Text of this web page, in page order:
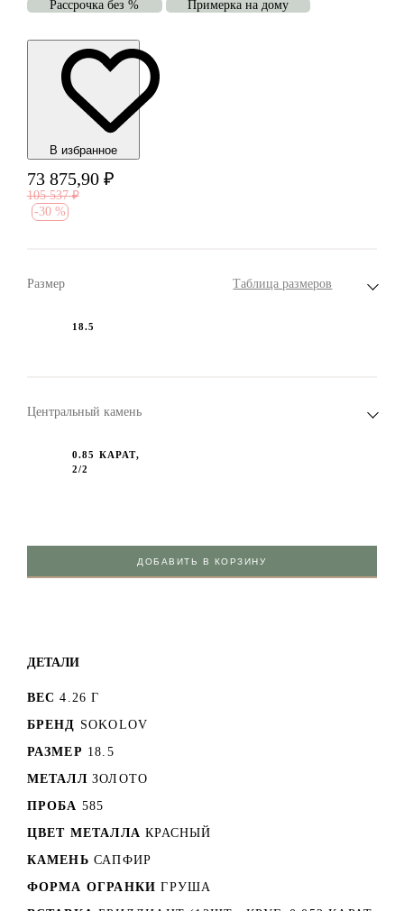
Рассрочка без % Примерка на дому
В избранноe
73 875,90 ₽
105 537 ₽
-30 %
Размер Таблица размеров
18.5
Центральный камень
0.85 КАРАТ,
2/2
ДОБАВИТЬ В КОРЗИНУ
ДЕТАЛИ
ВЕС 4.26 Г
БРЕНД SOKOLOV
РАЗМЕР 18.5
МЕТАЛЛ ЗОЛОТО
ПРОБА 585
ЦВЕТ МЕТАЛЛА КРАСНЫЙ
КАМЕНЬ САПФИР
ФОРМА ОГРАНКИ ГРУША